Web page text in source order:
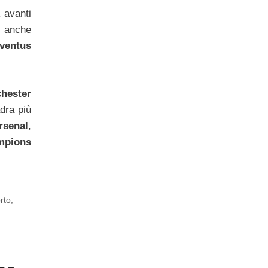
avanti
più
,
,